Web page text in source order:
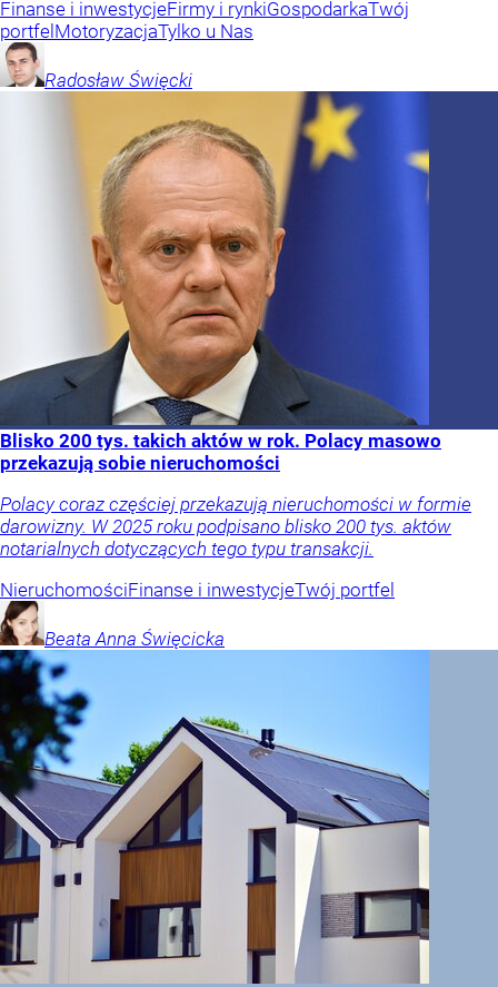
Finanse i inwestycjeFirmy i rynkiGospodarkaTwój
portfel MotoryzacjaTylko u Nas
Radosław Święcki
Blisko 200 tys. takich aktów w rok. Polacy masowo
przekazują sobie nieruchomości
Polacy coraz częściej przekazują nieruchomości w formie
darowizny. W 2025 roku podpisano blisko 200 tys. aktów
notarialnych dotyczących tego typu transakcji.
NieruchomościFinanse i inwestycjeTwój portfel
Beata Anna Święcicka